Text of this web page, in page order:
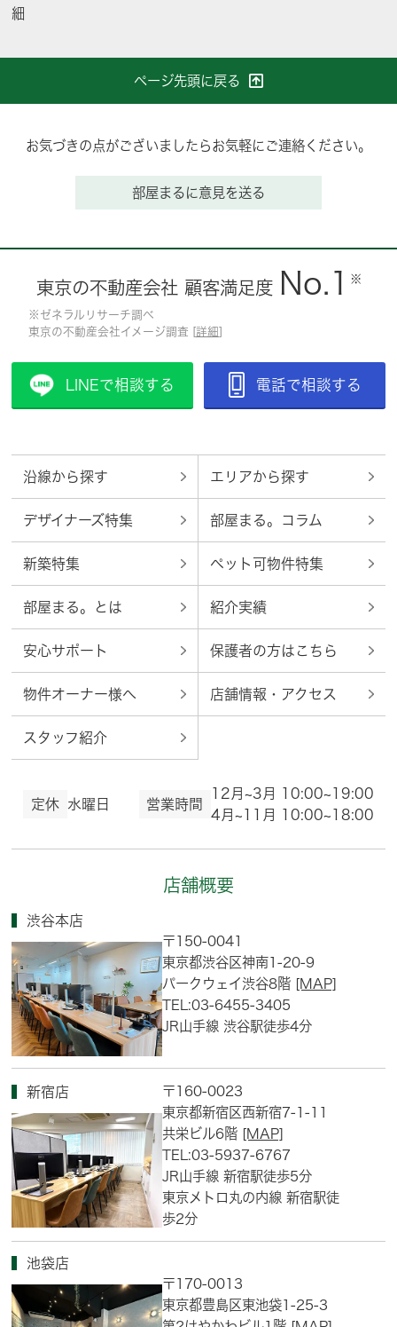
細
ページ先頭に戻る
お気づきの点がございましたらお気軽にご連絡ください。
部屋まるに意見を送る
東京の不動産会社 顧客満足度 No.1 ※
※ゼネラルリサーチ調べ
東京の不動産会社イメージ調査 [詳細]
LINEで相談する 電話で相談する
沿線から探す エリアから探す
デザイナーズ特集 部屋まる。コラム
新築特集 ペット可物件特集
部屋まる。とは 紹介実績
安心サポート 保護者の方はこちら
物件オーナー様へ 店舗情報・アクセス
スタッフ紹介
定休 水曜日 営業時間
12月~3月 10:00~19:00
4月~11月 10:00~18:00
店舗概要
渋谷本店
〒150-0041
東京都渋谷区神南1-20-9
パークウェイ渋谷8階 [MAP]
TEL:03-6455-3405
JR山手線 渋谷駅徒歩4分
新宿店
〒160-0023
東京都新宿区西新宿7-1-11
共栄ビル6階 [MAP]
TEL:03-5937-6767
JR山手線 新宿駅徒歩5分
東京メトロ丸の内線 新宿駅徒
歩2分
池袋店
〒170-0013
東京都豊島区東池袋1-25-3